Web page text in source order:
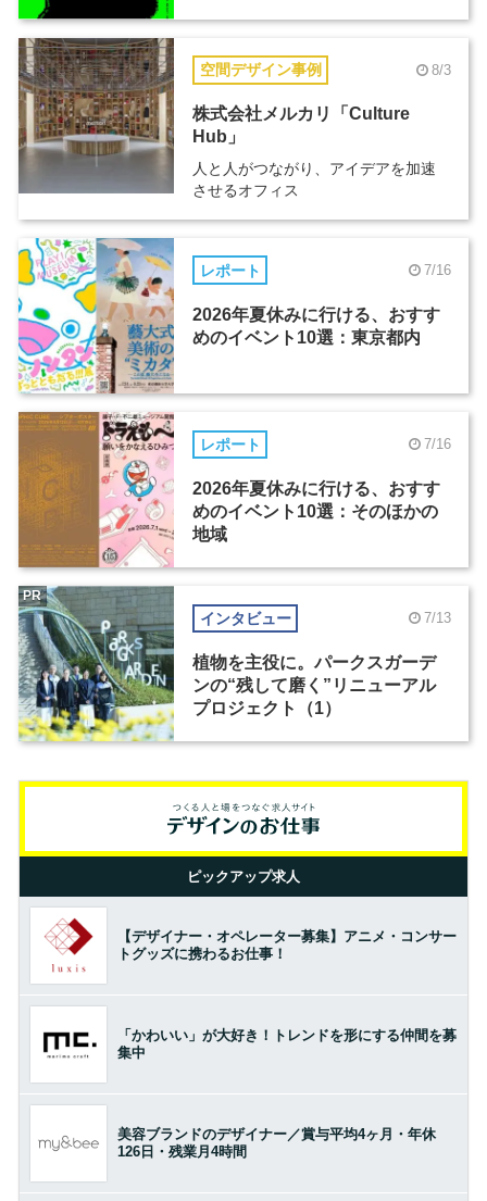
空間デザイン事例 8/3
株式会社メルカリ「Culture
Hub」
人と人がつながり、アイデアを加速
させるオフィス
レポート 7/16
2026年夏休みに行ける、おすす
めのイベント10選：東京都内
レポート 7/16
2026年夏休みに行ける、おすす
めのイベント10選：そのほかの
地域
インタビュー 7/13
植物を主役に。パークスガーデ
ンの“残して磨く”リニューアル
プロジェクト（1）
PR
ピックアップ求人
【デザイナー・オペレーター募集】アニメ・コンサー
トグッズに携わるお仕事！
「かわいい」が大好き！トレンドを形にする仲間を募
集中
美容ブランドのデザイナー／賞与平均4ヶ月・年休
126日・残業月4時間